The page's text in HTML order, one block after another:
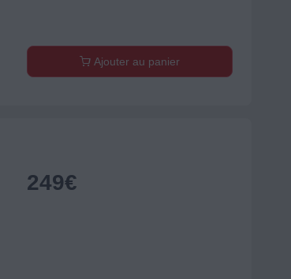
Ajouter au panier
249€